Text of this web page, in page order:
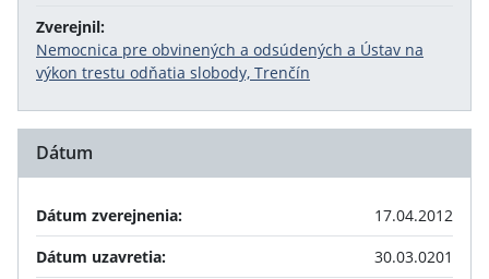
Zverejnil:
Nemocnica pre obvinených a odsúdených a Ústav na
výkon trestu odňatia slobody, Trenčín
Dátum
Dátum zverejnenia:
17.04.2012
Dátum uzavretia:
30.03.0201